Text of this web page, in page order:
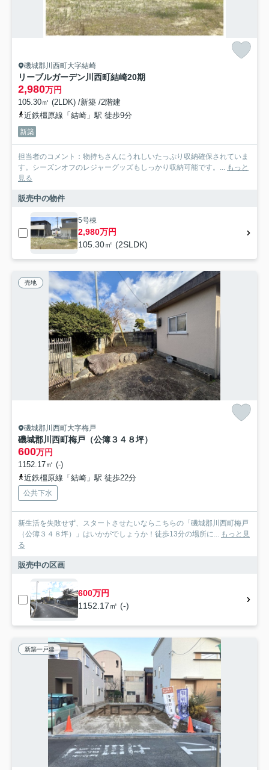
磯城郡川西町大字結崎
リーブルガーデン川西町結崎20期
2,980万円
105.30㎡ (2LDK) /新築 /2階建
近鉄橿原線「結崎」駅 徒歩9分
新築
担当者のコメント：物持ちさんにうれしいたっぷり収納確保されていま
す。シーズンオフのレジャーグッズもしっかり収納可能です。... もっと
見る
販売中の物件
5号棟
2,980万円
105.30㎡ (2SLDK)
売地
磯城郡川西町大字梅戸
磯城郡川西町梅戸（公簿３４８坪）
600万円
1152.17㎡ (-)
近鉄橿原線「結崎」駅 徒歩22分
公共下水
新生活を失敗せず、スタートさせたいならこちらの「磯城郡川西町梅戸
（公簿３４８坪）」はいかがでしょうか！徒歩13分の場所に... もっと見
る
販売中の区画
600万円
1152.17㎡ (-)
新築一戸建